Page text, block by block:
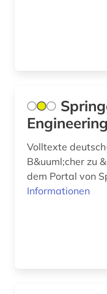
technik (3)
tiefbau (1)
Engineering
Volltexte
B&uuml;cher zu
dem Portal von
Informationen